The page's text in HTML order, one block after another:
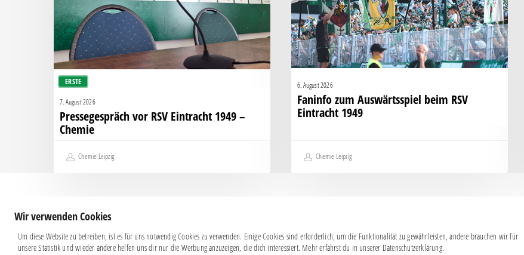
ERSTE
–
Chemie
7. August 2026
Pressegespräch vor RSV Eintracht 1949 –
Chemie
Chemie Leipzig
Eintracht
1949
6. August 2026
Faninfo zum Auswärtsspiel beim RSV
Eintracht 1949
Chemie Leipzig
Impressum|Datenschutz
Wir verwenden Cookies
Um diese Website zu betreiben, ist es für uns notwendig Cookies zu verwenden. Einige Cookies sind erforderlich, um die Funktionalität zu gewährleisten, andere brauchen wir für
unsere Statistik und wieder andere helfen uns dir nur die Werbung anzuzeigen, die dich interessiert. Mehr erfährst du in unserer Datenschutzerklärung.